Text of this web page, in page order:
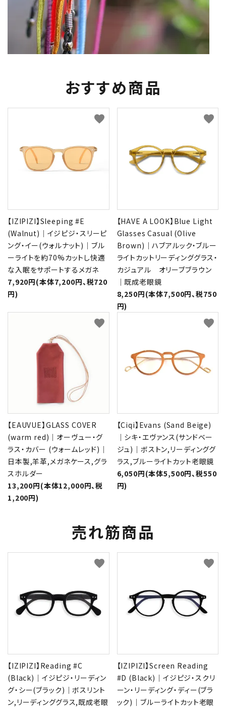
おすすめ商品
【IZIPIZI】Sleeping #E
(Walnut)｜イジピジ・スリーピ
ング・イー(ウォルナット)｜ブル
ーライトを約70%カットし快適
な入眠をサポートするメガネ
7,920円(本体7,200円、税720
円)
favorite
【HAVE A LOOK】Blue Light
Glasses Casual (Olive
Brown)｜ハブアルック・ブルー
ライトカットリーディンググラス・
カジュアル オリーブブラウン
｜既成老眼鏡
8,250円(本体7,500円、税750
円)
favorite
【EAUVUE】GLASS COVER
(warm red)｜オーヴュー・グ
ラス・カバー (ウォームレッド)｜
日本製,羊革,メガネケース,グラ
スホルダー
13,200円(本体12,000円、税
1,200円)
favorite
【Ciqi】Evans (Sand Beige)
｜シキ・エヴァンス(サンドベー
ジュ)｜ボストン,リーディンググ
ラス,ブルーライトカット老眼鏡
6,050円(本体5,500円、税550
円)
favorite
売れ筋商品
【IZIPIZI】Reading #C
(Black)｜イジピジ・リーディン
グ・シー(ブラック)｜ボスリント
ン,リーディンググラス,既成老眼
favorite
【IZIPIZI】Screen Reading
#D (Black)｜イジピジ・スクリ
ーン・リーディング・ディー(ブラ
ック)｜ブルーライトカット老眼
favorite